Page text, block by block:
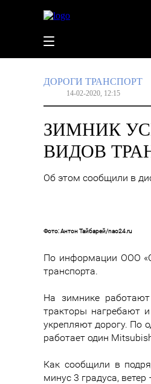
ДОРОГИ ТРАНСПОРТ
14-02-2020, 12:15
ЗИМНИК
ВИДОВ
Об этом сообщили в
Фото: Антон Тайбарей/nao24.ru
По информации ООО
транспорта.
На зимнике
тракторы нагребают
укрепляют дорогу. По
работает один
Как сообщили в
минус 3 градуса,